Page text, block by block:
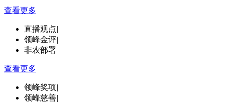
查看更多
直播观点|
领峰金评|
非农部署
查看更多
领峰奖项|
领峰慈善|